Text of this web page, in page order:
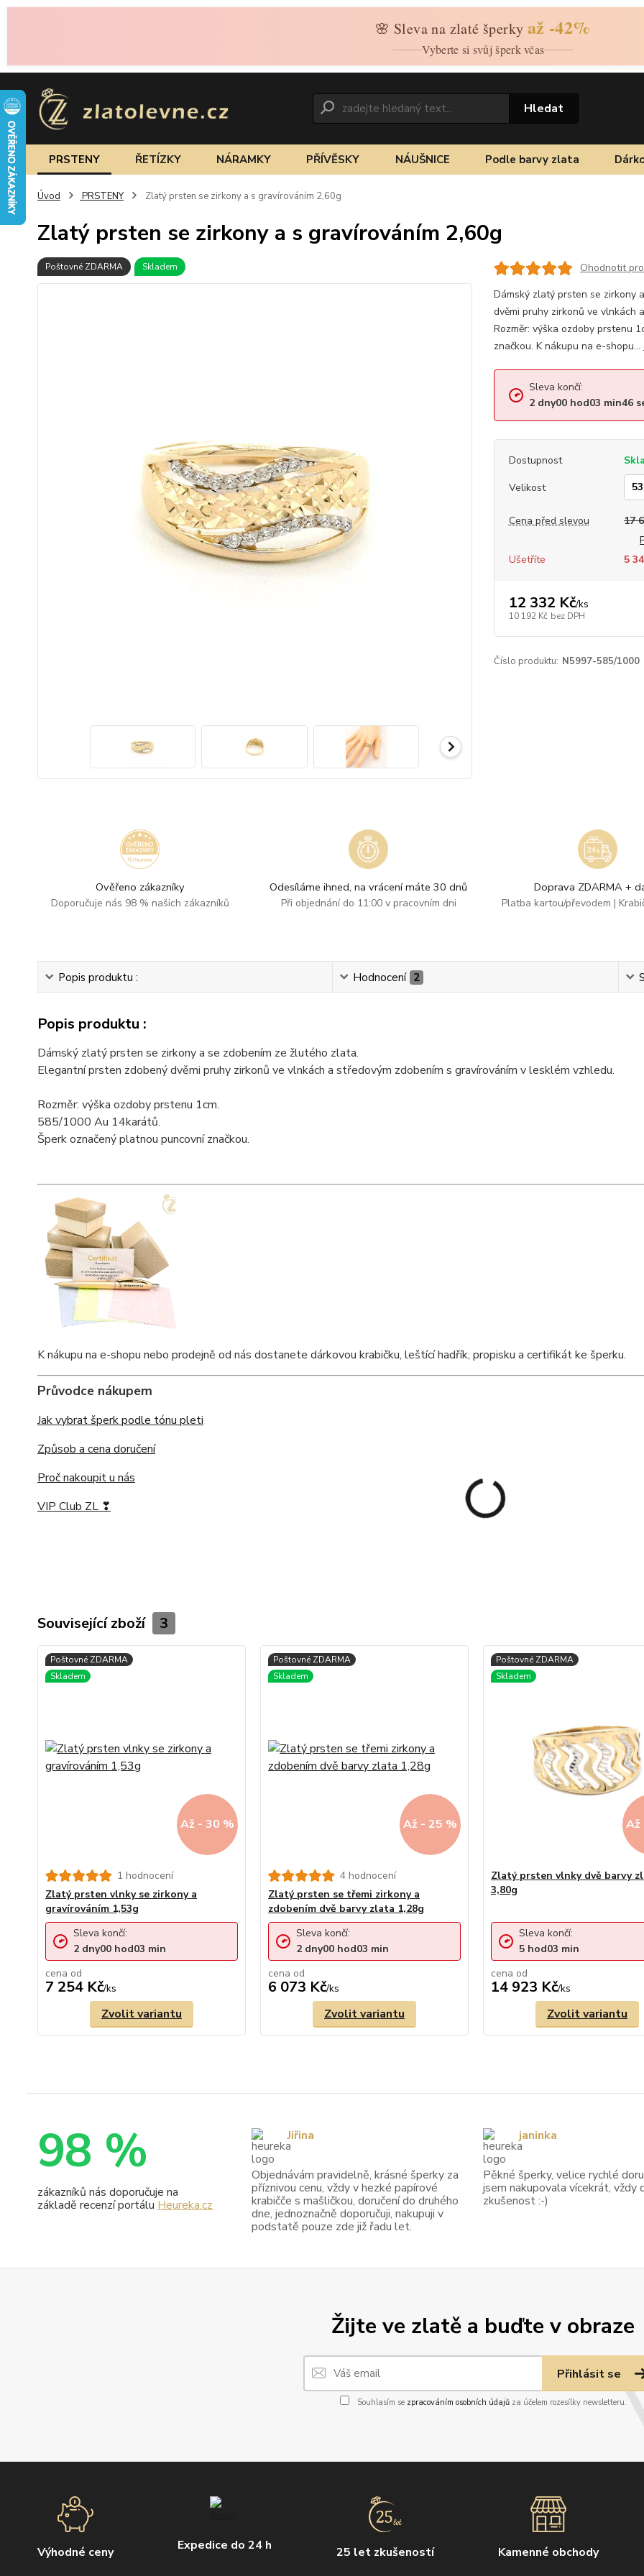
🌸 Sleva na zlaté šperky až -42%
Vyberte si svůj šperk včas
Hledat
PRSTENY ŘETÍZKY NÁRAMKY PŘÍVĚSKY NÁUŠNICE Podle barvy zlata
Úvod PRSTENY Zlatý prsten se zirkony a s gravírováním 2,60g
Zlatý prsten se zirkony a s gravírováním 2,60g
Poštovné ZDARMA Skladem
Ohodnotit
Dámský zlatý prsten se zirkony
dvěmi pruhy zirkonů ve vlnkách
Rozměr: výška ozdoby prstenu
značkou. K nákupu na e-shopu...
Sleva končí:
2 dny00hod03 min45
Dostupnost
Velikost
Cena před slevou
17
Ušetříte
5
12 332 Kč/ks
10 192 Kč bez DPH
Číslo produktu: N5997-585/1000
Ověřeno zákazníky
Doporučuje nás 98 % našich zákazníků
Odesíláme ihned, na vrácení máte 30 dnů
Při objednání do 11:00 v pracovním dni
Doprava ZDARMA +
Platba kartou/převodem |
Popis produktu : Hodnocení 2
Popis produktu :
Dámský zlatý prsten se zirkony a se zdobením ze žlutého zlata.
Elegantní prsten zdobený dvěmi pruhy zirkonů ve vlnkách a středovým zdobením s gravírováním v lesklém vzhledu.
Rozměr: výška ozdoby prstenu 1cm.
585/1000 Au 14karátů.
Šperk označený platnou puncovní značkou.
K nákupu na e-shopu nebo prodejně od nás dostanete dárkovou krabičku, leštící hadřík, propisku a certifikát ke šperku.
Průvodce nákupem
Jak vybrat šperk podle tónu pleti
Způsob a cena doručení
Proč nakoupit u nás
VIP Club ZL ❣
Související zboží 3
Až - 30 %
1 hodnocení
Zlatý prsten vlnky se zirkony a
gravírováním 1,53g
cena od
7 254 Kč/ks
Sleva končí:
2 dny00 hod03 min
Zvolit variantu
Až - 25 %
4 hodnocení
Zlatý prsten se třemi zirkony a
zdobením dvě barvy zlata 1,28g
cena od
6 073 Kč/ks
Sleva končí:
2 dny00 hod03 min
Zvolit variantu
Až
Zlatý prsten vlnky dvě barvy
3,80g
cena od
14 923 Kč/ks
Sleva končí:
5 hod03 min
Zvolit variantu
Žijte ve zlatě a buďte v obraze
Přihlásit se
Souhlasím se zpracováním osobních údajůza účelem rozesílky newsletteru.
Výhodné ceny Expedice do 24 h 25 let zkušeností Kamenné obchody
98 %
zákazníků nás doporučuje na
základě recenzí portálu Heureka.cz
Objednávám pravidelně, krásné šperky za
příznivou cenu, vždy v hezké papírové
krabičče s mašličkou, doručení do druhého
dne, jednoznačně doporučuji, nakupuji v
podstatě pouze zde již řadu let.
Jiřina
Pěkné šperky, velice rychlé
jsem nakupovala vícekrát, vždy
zkušenost :-)
janinka